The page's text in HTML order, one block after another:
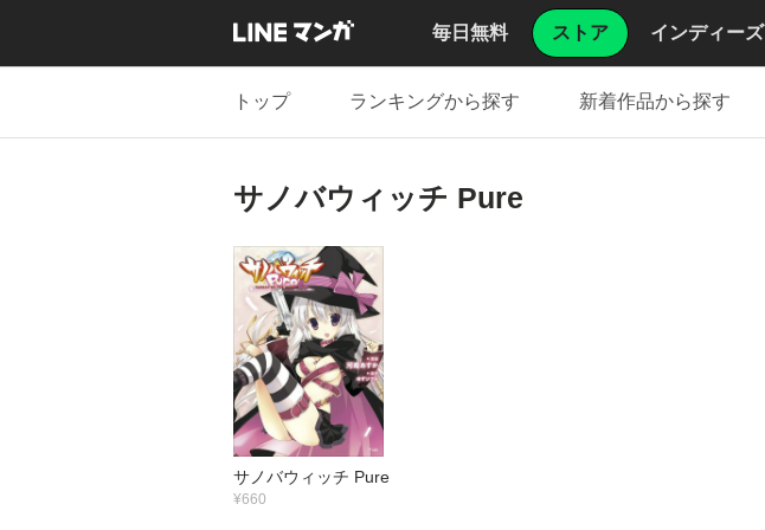
毎日無料 ストア インディーズ
トップ ランキングから探す 新着作品から探す
サノバウィッチ Pure
サノバウィッチ Pure
¥660